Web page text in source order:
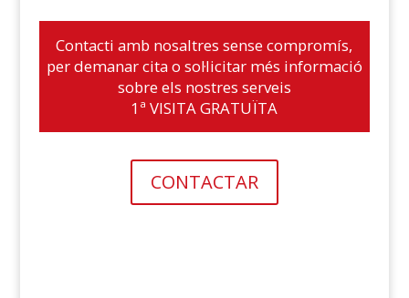
Contacti amb nosaltres sense compromís,
per demanar cita o sol·licitar més informació
sobre els nostres serveis
1ª VISITA GRATUÏTA
CONTACTAR